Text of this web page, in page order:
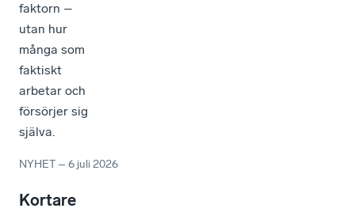
faktorn –
utan hur
många som
faktiskt
arbetar och
försörjer sig
själva.
NYHET –6 juli 2026
Kortare